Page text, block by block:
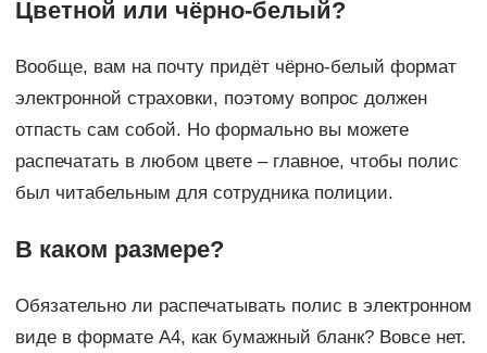
Цветной или чёрно-белый?
Вообще, вам на почту придёт чёрно-белый формат
электронной страховки, поэтому вопрос должен
отпасть сам собой. Но формально вы можете
распечатать в любом цвете – главное, чтобы полис
был читабельным для сотрудника полиции.
В каком размере?
Обязательно ли распечатывать полис в электронном
виде в формате A4, как бумажный бланк? Вовсе нет.